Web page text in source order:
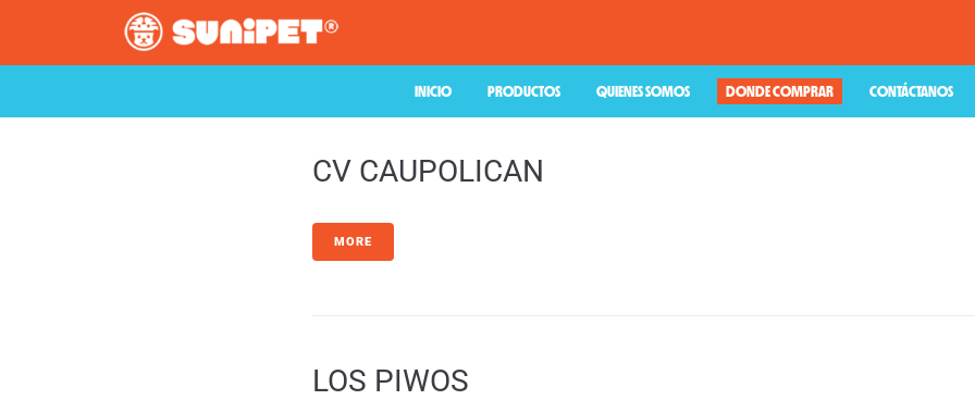
INICIO PRODUCTOS QUIENES SOMOS DONDE COMPRAR CONTÁCTANOS
CV CAUPOLICAN
MORE
LOS PIWOS